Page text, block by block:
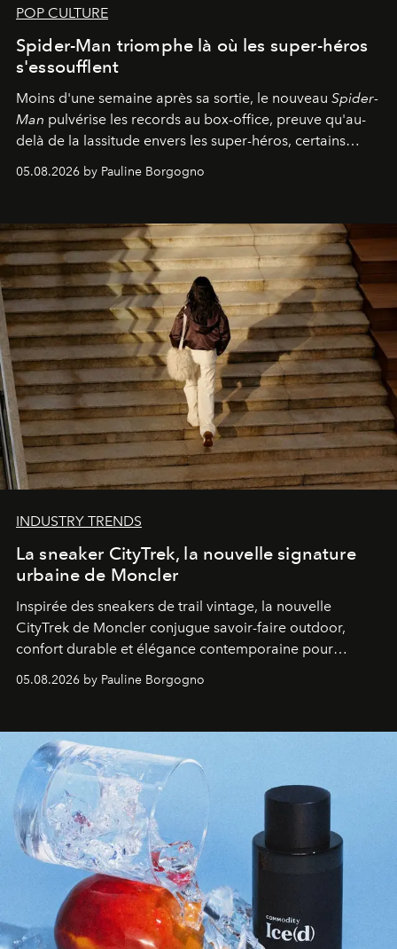
POP CULTURE
Spider-Man triomphe là où les super-héros
s'essoufflent
Moins d'une semaine après sa sortie, le nouveau Spider-
Man pulvérise les records au box-office, preuve qu'au-
delà de la lassitude envers les super-héros, certains
personnages continuent de susciter une ferveur intacte.
05.08.2026 by Pauline Borgogno
INDUSTRY TRENDS
La sneaker CityTrek, la nouvelle signature
urbaine de Moncler
Inspirée des sneakers de trail vintage, la nouvelle
CityTrek de Moncler conjugue savoir-faire outdoor,
confort durable et élégance contemporaine pour
accompagner les explorations du quotidien.
05.08.2026 by Pauline Borgogno